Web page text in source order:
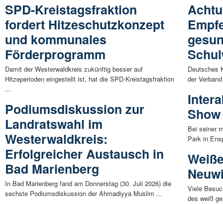
SPD-Kreistagsfraktion
fordert Hitzeschutzkonzept
und kommunales
Förderprogramm
Damit der Westerwaldkreis zukünftig besser auf
Hitzeperioden eingestellt ist, hat die SPD-Kreistagsfraktion
...
Podiumsdiskussion zur
Landratswahl im
Westerwaldkreis:
Erfolgreicher Austausch in
Bad Marienberg
In Bad Marienberg fand am Donnerstag (30. Juli 2026) die
sechste Podiumsdiskussion der Ahmadiyya Muslim ...
Deutsches
der
Bei seiner
Park in
Viele
des weiß